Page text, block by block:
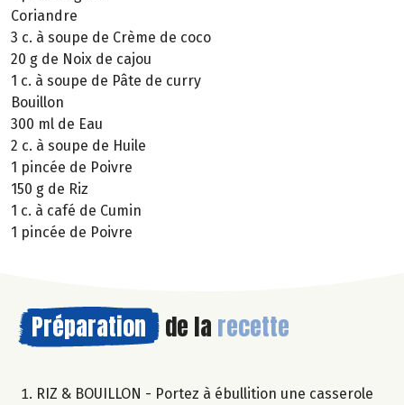
Coriandre
3 c. à soupe de Crème de coco
20 g de Noix de cajou
1 c. à soupe de Pâte de curry
Bouillon
300 ml de Eau
2 c. à soupe de Huile
1 pincée de Poivre
150 g de Riz
1 c. à café de Cumin
1 pincée de Poivre
Préparation de la recette
RIZ & BOUILLON - Portez à ébullition une casserole